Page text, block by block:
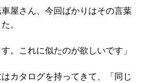
屋さん、今回ばかりはその言葉
。
。これに似たのが欲しいです」
カタログを持ってきて、「同じ